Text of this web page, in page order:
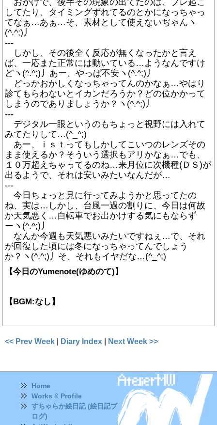
おかげで、後半その現象の出てたのは、ブレ起こ
してたり、タイミングずれてるのとかになっちゃっ
てなぁ…あぁ…そ、素材として使えないぢゃんヽ
(^.^;)丿
---
しかし、その後全く反応が無くなったかと言え
ば、一応また正常には動いている…ようなんですけ
どヽ(^.^;)丿あー、やっぱ不安ヽ(^.^;)丿
どっかおかしくなっちゃってんのかなぁ…やはり
診てもらわないとイカンだろうか？どの位かかって
しまうのでありましょうか？ヽ(^.^;)丿
---
デジタル一眼というのもちょっと視野には入れて
みてたりして…(^_^;)
あー、ｉｓｔってもしかしてこいつのレンズその
まま使えるか？そういう選択もアリかなぁ…でも、
１０万超えちゃってるのね…来月位に次機種(ＤＳ)が
出るようで、それは安いみたいなんだが…
---
今日ちょっと見に行ってみようかと思ってたの
ね、実は…しかし、台風一過の割りに、今日は何故
か天気悪く…自転車でお出かけする気にもならず
ーヽ(^.^;)丿
なんか今週も天気悪いみたいですねぇ…で、それ
が回復した頃には冬になっちゃってんでしょう
か？ヽ(^.^;)丿そ、それもイヤだな…(^_^;)
【今日のYumenote(ゆめのて)】
【BGM:なし】
<< Prev Week | Diary Index | Next Week >>
Home
Works & Profile
すちゃらか絵日記 (絵日記ブ
ログ)